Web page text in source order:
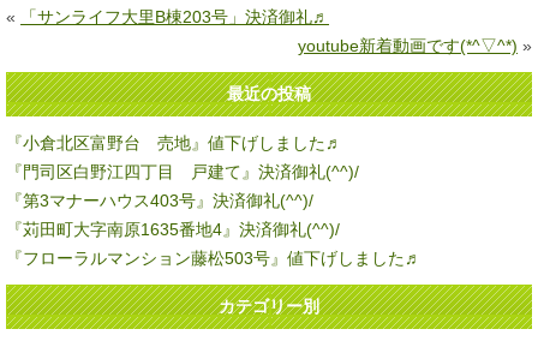
«
「サンライフ大里B棟203号」決済御礼♬
youtube新着動画です(*^▽^*) »
最近の投稿
『小倉北区富野台 売地』値下げしました♬
『門司区白野江四丁目 戸建て』決済御礼(^^)/
『第3マナーハウス403号』決済御礼(^^)/
『苅田町大字南原1635番地4』決済御礼(^^)/
『フローラルマンション藤松503号』値下げしました♬
カテゴリー別